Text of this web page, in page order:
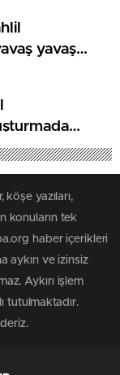
yavaş
yazıları,
konuların tek
haber içerikleri
aykırı ve izinsiz
Aykırı işlem
tutulmaktadır.